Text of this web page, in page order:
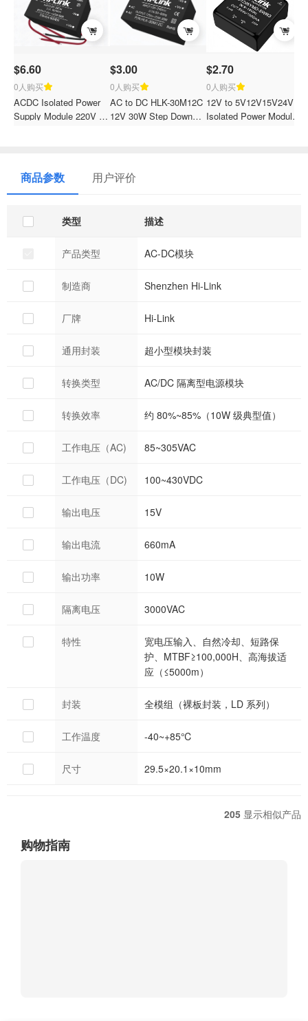
$6.60
0人购买
ACDC Isolated Power
Supply Module 220V to
$3.00
0人购买
AC to DC HLK-30M12C
12V 30W Step Down
Performance
$2.70
0人购买
12V to 5V12V15V24V
Isolated Power Module
商品参数 用户评价
类型 描述
产品类型 AC-DC模块
制造商 Shenzhen Hi-Link
厂牌 Hi-Link
通用封装 超小型模块封装
转换类型 AC/DC 隔离型电源模块
转换效率 约 80%~85%（10W 级典型值）
工作电压（AC) 85~305VAC
工作电压（DC) 100~430VDC
输出电压 15V
输出电流 660mA
输出功率 10W
隔离电压 3000VAC
特性
宽电压输入、自然冷却、短路保
护、MTBF≥100,000H、高海拔适
应（≤5000m）
封装 全模组（裸板封装，LD 系列）
工作温度 -40~+85℃
尺寸 29.5×20.1×10mm
205 显示相似产品
购物指南